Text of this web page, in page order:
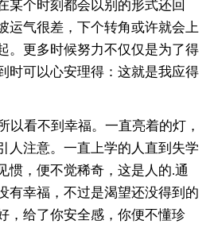
某个时刻都会以别的形式还回
运气很差，下个转角或许就会上
。更多时候努力不仅仅是为了得
时可以心安理得：这就是我应得
以看不到幸福。一直亮着的灯，
人注意。一直上学的人直到失学
惯，便不觉稀奇，这是人的.通
有幸福，不过是渴望还没得到的
，给了你安全感，你便不懂珍